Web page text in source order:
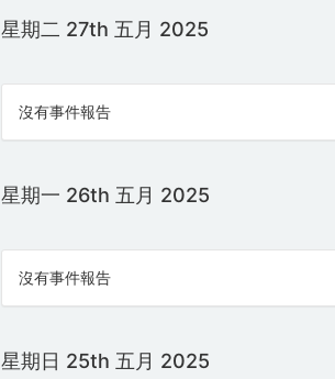
星期二 27th 五月 2025
沒有事件報告
星期一 26th 五月 2025
沒有事件報告
星期日 25th 五月 2025